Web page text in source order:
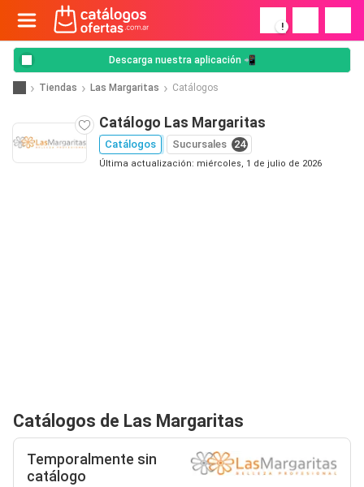
!
Descarga nuestra aplicación 📲
Tiendas Las Margaritas Catálogos
Catálogo Las Margaritas
Catálogos Sucursales 24
Última actualización: miércoles, 1 de julio de 2026
Catálogos de Las Margaritas
Temporalmente sin
catálogo